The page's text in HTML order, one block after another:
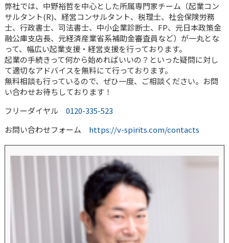
弊社では、中野裕哲を中心とした所属専門家チーム（起業コン
サルタント(R)、経営コンサルタント、税理士、社会保険労務
士、行政書士、司法書士、中小企業診断士、FP、元日本政策金
融公庫支店長、元経済産業省系補助金審査員など）が一丸とな
って、幅広い起業支援・経営支援を行っております。
起業の手続きって何から始めればいいの？といった疑問に対し
て適切なアドバイスを無料にて行っております。
無料相談も行っているので、ぜひ一度、ご相談ください。お問
い合わせお待ちしております！
フリーダイヤル 0120-335-523
お問い合わせフォーム https://v-spirits.com/contacts